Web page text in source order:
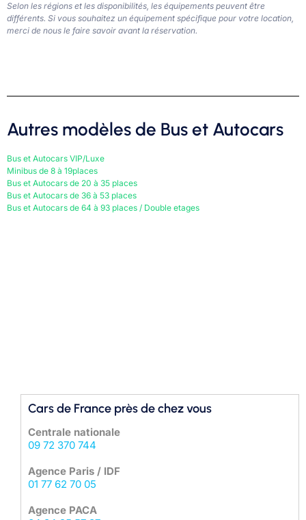
Selon les régions et les disponibilités, les équipements peuvent être
différents. Si vous souhaitez un équipement spécifique pour votre location,
merci de nous le faire savoir avant la réservation.
Autres modèles de Bus et Autocars
Bus et Autocars VIP/Luxe
Minibus de 8 à 19places
Bus et Autocars de 20 à 35 places
Bus et Autocars de 36 à 53 places
Bus et Autocars de 64 à 93 places / Double etages
Cars de France près de chez vous
Centrale nationale
09 72 370 744
Agence Paris / IDF
01 77 62 70 05
Agence PACA